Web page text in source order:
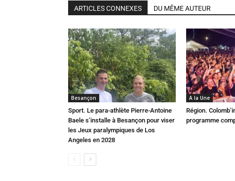
ARTICLES CONNEXES DU MÊME AUTEUR
Besançon
Sport. Le para-athlète Pierre-Antoine
Baele s’installe à Besançon pour viser
les Jeux paralympiques de Los
Angeles en 2028
A la Une
Région.
programme